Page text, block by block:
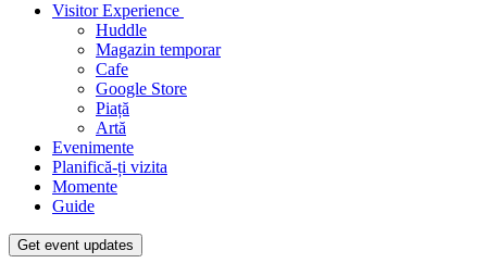
Visitor Experience
Huddle
Magazin temporar
Cafe
Google Store
Piață
Artă
Evenimente
Planifică-ți vizita
Momente
Guide
Get event updates